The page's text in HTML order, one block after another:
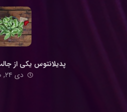
پدیلانتوس یکی از
دی ۲۴, ۱۴۰۰